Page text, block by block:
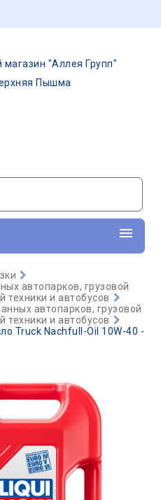
магазин "Аллея Групп"
Пышма
автопарков, грузовой
техники и автобусов
автопарков, грузовой
техники и автобусов
Truck Nachfull-Oil 10W-40 -